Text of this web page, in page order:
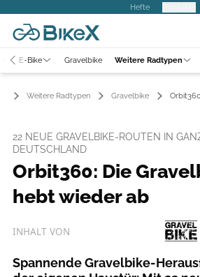
Hefte
E-Bike Gravelbike Weitere Radtypen
Weitere Radtypen Gravelbike
22 NEUE GRAVELBIKE-ROUTEN IN
DEUTSCHLAND
Orbit360: Die
hebt wieder ab
INHALT VON
Spannende Gravelbike-